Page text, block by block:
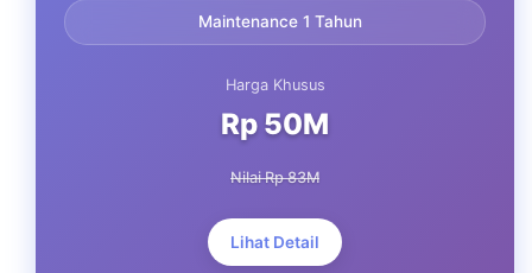
Maintenance 1 Tahun
Harga Khusus
Rp 50M
Nilai Rp 83M
Lihat Detail